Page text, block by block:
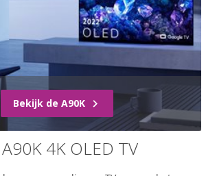
Bekijk de A90K
4K OLED TV